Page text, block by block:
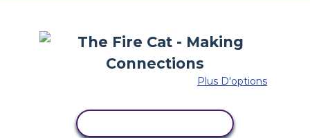
Plus D'options